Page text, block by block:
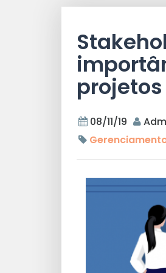
projetos
08/11/19